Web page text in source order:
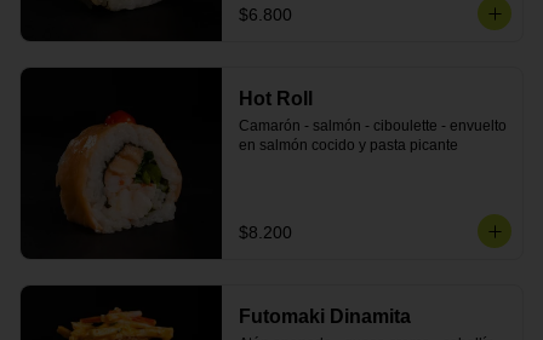
$6.800
Hot Roll
Camarón - salmón - ciboulette - envuelto
en salmón cocido y pasta picante
$8.200
Futomaki Dinamita